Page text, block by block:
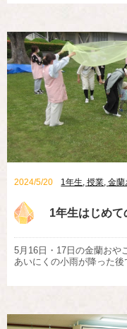
2024/5/20 1年生,授業,金蘭
1年生はじめ
5月16日・17日の金蘭おや
あいにくの小雨が降った